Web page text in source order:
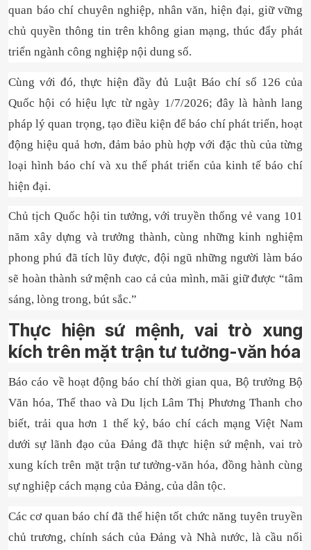
quan báo chí chuyên nghiệp, nhân văn, hiện đại, giữ vững
chủ quyền thông tin trên không gian mạng, thúc đẩy phát
triển ngành công nghiệp nội dung số.
Cùng với đó, thực hiện đầy đủ Luật Báo chí số 126 của
Quốc hội có hiệu lực từ ngày 1/7/2026; đây là hành lang
pháp lý quan trọng, tạo điều kiện để báo chí phát triển, hoạt
động hiệu quả hơn, đảm bảo phù hợp với đặc thù của từng
loại hình báo chí và xu thế phát triển của kinh tế báo chí
hiện đại.
Chủ tịch Quốc hội tin tưởng, với truyền thống vẻ vang 101
năm xây dựng và trưởng thành, cùng những kinh nghiệm
phong phú đã tích lũy được, đội ngũ những người làm báo
sẽ hoàn thành sứ mệnh cao cả của mình, mãi giữ được “tâm
sáng, lòng trong, bút sắc.”
Thực hiện sứ mệnh, vai trò xung
kích trên mặt trận tư tưởng-văn hóa
Báo cáo về hoạt động báo chí thời gian qua, Bộ trưởng Bộ
Văn hóa, Thể thao và Du lịch Lâm Thị Phương Thanh cho
biết, trải qua hơn 1 thế kỷ, báo chí cách mạng Việt Nam
dưới sự lãnh đạo của Đảng đã thực hiện sứ mệnh, vai trò
xung kích trên mặt trận tư tưởng-văn hóa, đồng hành cùng
sự nghiệp cách mạng của Đảng, của dân tộc.
Các cơ quan báo chí đã thể hiện tốt chức năng tuyên truyền
chủ trương, chính sách của Đảng và Nhà nước, là cầu nối